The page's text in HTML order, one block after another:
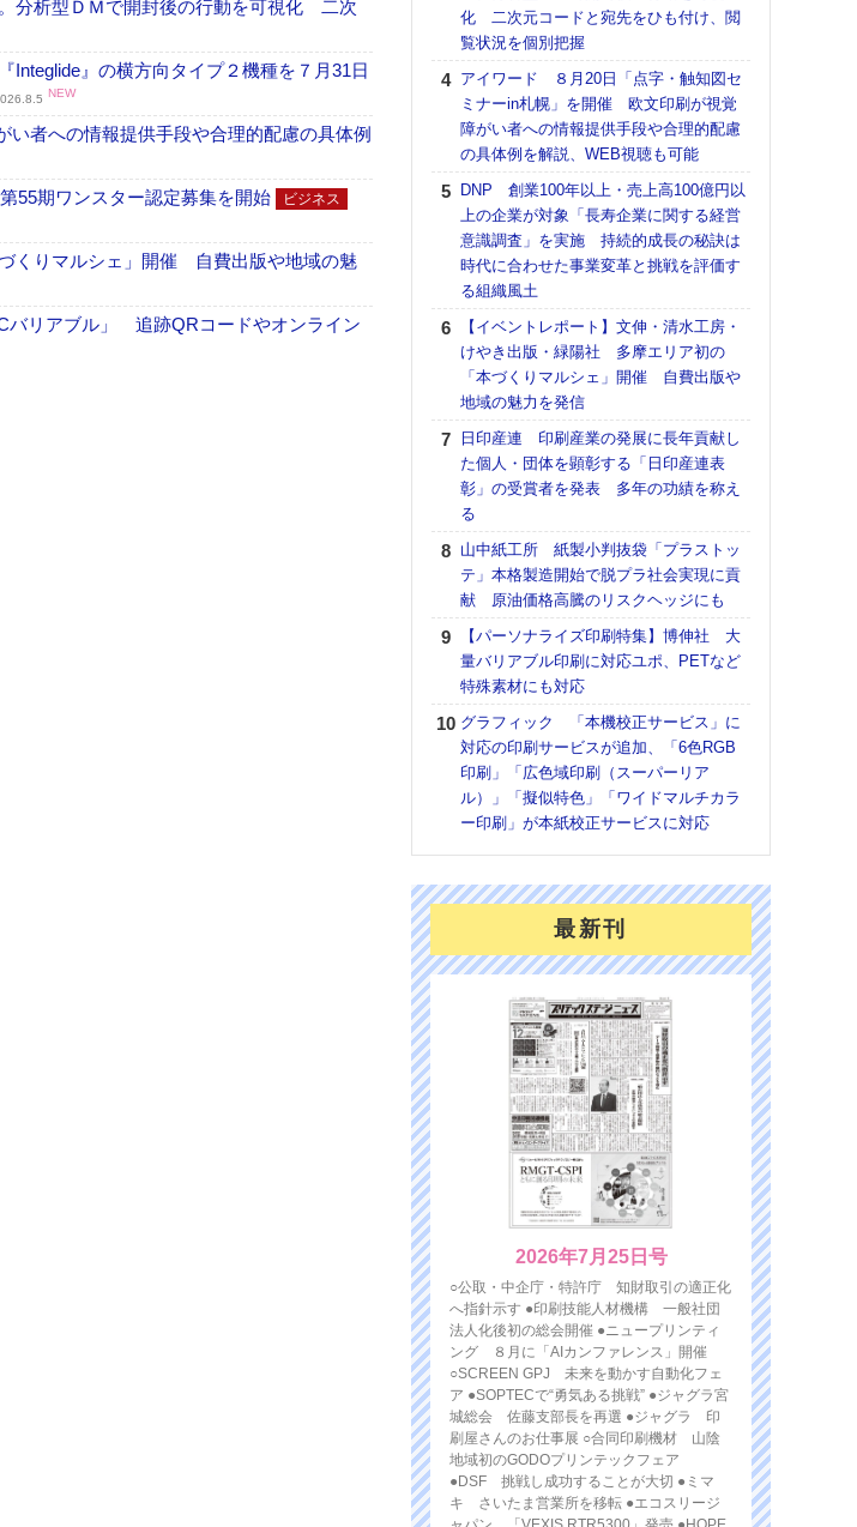
分析型ＤＭで開封後の行動を可視化 二次
』の横方向タイプ２機種を７月31日
NEW
者への情報提供手段や合理的配慮の具体例
55期ワンスター認定募集を開始 ビジネス
くりマルシェ」開催 自費出版や地域の魅
バリアブル」 追跡QRコードやオンライン
化 二次元コードと宛先をひも付け、閲
覧状況を個別把握
アイワード ８月20日「点字・触知図セ
ミナーin札幌」を開催 欧文印刷が視覚
障がい者への情報提供手段や合理的配慮
の具体例を解説、WEB視聴も可能
DNP 創業100年以上・売上高100億円以
上の企業が対象「長寿企業に関する経営
意識調査」を実施 持続的成長の秘訣は
時代に合わせた事業変革と挑戦を評価す
る組織風土
【イベントレポート】文伸・清水工房・
けやき出版・緑陽社 多摩エリア初の
「本づくりマルシェ」開催 自費出版や
地域の魅力を発信
日印産連 印刷産業の発展に長年貢献し
た個人・団体を顕彰する「日印産連表
彰」の受賞者を発表 多年の功績を称え
る
山中紙工所 紙製小判抜袋「プラストッ
テ」本格製造開始で脱プラ社会実現に貢
献 原油価格高騰のリスクヘッジにも
【パーソナライズ印刷特集】博伸社 大
量バリアブル印刷に対応ユポ、PETなど
特殊素材にも対応
グラフィック 「本機校正サービス」に
対応の印刷サービスが追加、「6色RGB
印刷」「広色域印刷（スーパーリア
ル）」「擬似特色」「ワイドマルチカラ
ー印刷」が本紙校正サービスに対応
最新刊
2026年7月25日号
○公取・中企庁・特許庁 知財取引の適正化
へ指針示す ●印刷技能人材機構 一般社団
法人化後初の総会開催 ●ニュープリンティ
ング ８月に「AIカンファレンス」開催
○SCREEN GPJ 未来を動かす自動化フェ
ア ●SOPTECで“勇気ある挑戦” ●ジャグラ宮
城総会 佐藤支部長を再選 ●ジャグラ 印
刷屋さんのお仕事展 ○合同印刷機材 山陰
地域初のGODOプリンテックフェア
●DSF 挑戦し成功することが大切 ●ミマ
キ さいたま営業所を移転 ●エコスリージ